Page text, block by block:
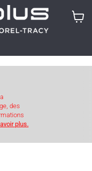
des
plus.